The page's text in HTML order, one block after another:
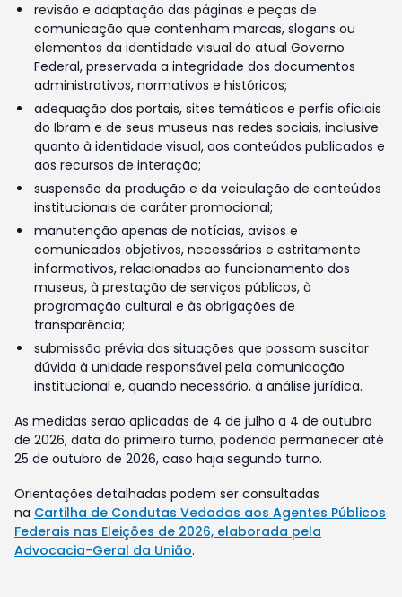
revisão e adaptação das páginas e peças de
comunicação que contenham marcas, slogans ou
elementos da identidade visual do atual Governo
Federal, preservada a integridade dos documentos
administrativos, normativos e históricos;
adequação dos portais, sites temáticos e perfis oficiais
do Ibram e de seus museus nas redes sociais, inclusive
quanto à identidade visual, aos conteúdos publicados e
aos recursos de interação;
suspensão da produção e da veiculação de conteúdos
institucionais de caráter promocional;
manutenção apenas de notícias, avisos e
comunicados objetivos, necessários e estritamente
informativos, relacionados ao funcionamento dos
museus, à prestação de serviços públicos, à
programação cultural e às obrigações de
transparência;
submissão prévia das situações que possam suscitar
dúvida à unidade responsável pela comunicação
institucional e, quando necessário, à análise jurídica.
As medidas serão aplicadas de 4 de julho a 4 de outubro
de 2026, data do primeiro turno, podendo permanecer até
25 de outubro de 2026, caso haja segundo turno.
Orientações detalhadas podem ser consultadas
na Cartilha de Condutas Vedadas aos Agentes Públicos
Federais nas Eleições de 2026, elaborada pela
Advocacia-Geral da União.